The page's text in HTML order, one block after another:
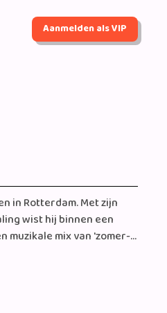
Aanmelden als VIP
in Rotterdam. Met zijn
wist hij binnen een
muzikale mix van 'zomer-
samen met Ghazi,
video's. Matz zijn ode
binnen 4 dagen